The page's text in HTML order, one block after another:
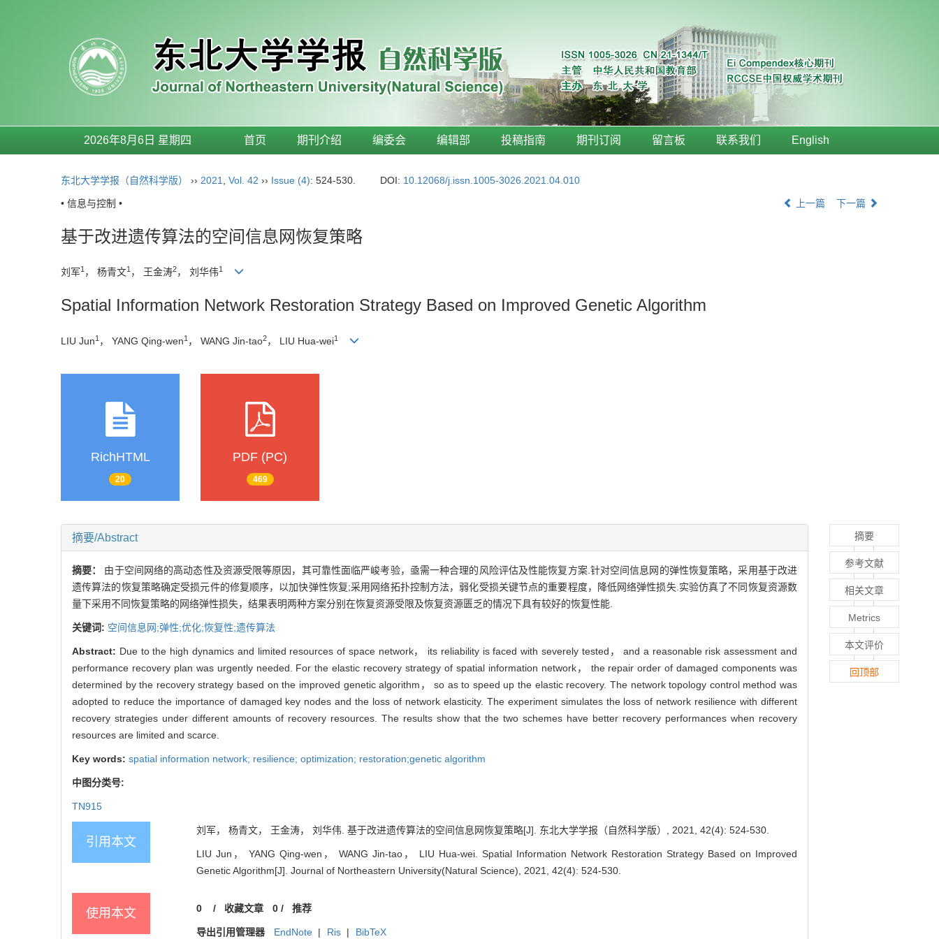
2026年8月6日 星期四 首页 期刊介绍 编委会 编辑部 投稿指南 期刊订阅 留言板 联系我们 English
东北大学学报（自然科学版） ›› 2021 Vol. 42 ›› Issue (4): 524-530. DOI: 10.12068/j.issn.1005-3026.2021.04.010
• 信息与控制 • 上一篇 下一篇
基于改进遗传算法的空间信息网恢复策略
刘军1 ， 杨青文1 ， 王金涛2， 刘华伟1
Spatial Information Network Restoration Strategy Based on Improved Genetic Algorithm
LIU Jun1 ， YANG Qing-wen1 ， WANG Jin-tao2， LIU Hua-wei1
RichHTML
20
PDF (PC)
469
摘要/Abstract
摘要： 由于空间网络的高动态性及资源受限等原因，其可靠性面临严峻考验，亟需一种合理的风险评估及性能恢复方案.针对空间信息网的弹性恢复策略，采用基于改进
遗传算法的恢复策略确定受损元件的修复顺序，以加快弹性恢复;采用网络拓扑控制方法，弱化受损关键节点的重要程度，降低网络弹性损失.实验仿真了不同恢复资源数
量下采用不同恢复策略的网络弹性损失，结果表明两种方案分别在恢复资源受限及恢复资源匮乏的情况下具有较好的恢复性能.
关键词: 空间信息网;弹性;优化;恢复性;遗传算法
Abstract: Due to the high dynamics and limited resources of space network， its reliability is faced with severely tested， and a reasonable risk assessment and
performance recovery plan was urgently needed. For the elastic recovery strategy of spatial information network， the repair order of damaged components was
determined by the recovery strategy based on the improved genetic algorithm， so as to speed up the elastic recovery. The network topology control method was
adopted to reduce the importance of damaged key nodes and the loss of network elasticity. The experiment simulates the loss of network resilience with different
recovery strategies under different amounts of recovery resources. The results show that the two schemes have better recovery performances when recovery
resources are limited and scarce.
Key words: spatial information network; resilience; optimization; restoration;genetic algorithm
中图分类号:
TN915
引用本文
刘军， 杨青文， 王金涛， 刘华伟. 基于改进遗传算法的空间信息网恢复策略[J]. 东北大学学报（自然科学版）, 2021, 42(4): 524-530.
LIU Jun， YANG Qing-wen， WANG Jin-tao， LIU Hua-wei. Spatial Information Network Restoration Strategy Based on Improved
Genetic Algorithm[J]. Journal of Northeastern University(Natural Science), 2021, 42(4): 524-530.
使用本文 0 / 收藏文章 0/ 推荐
导出引用管理器 EndNote | Ris | BibTeX
摘要
参考文献
相关文章
Metrics
本文评价
回顶部